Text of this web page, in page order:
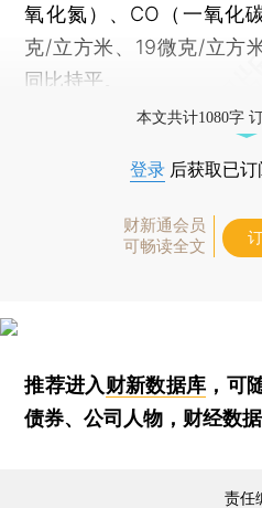
氧化氮）、CO（一氧化
克/立方米、19微克/立方
同比持平。
本文共计1080字
登录 后获取已
财新通会员
可畅读全文
推荐进入财新数据库 ，可
债券、公司人物，财经数据
责任